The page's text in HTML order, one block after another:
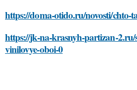
https://doma-otido.ru/novosti/chto-
https://jk-na-krasnyh-partizan-2.ru/
vinilovye-oboi-0